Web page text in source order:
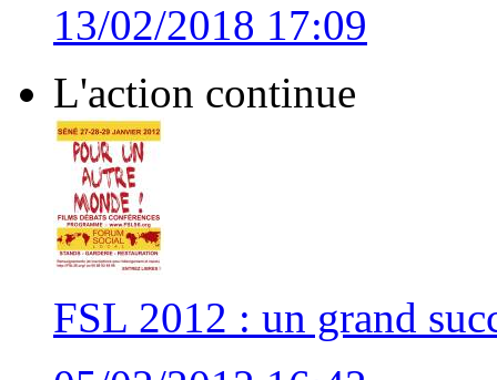
13/02/2018 17:09
L'action continue
FSL 2012 : un grand